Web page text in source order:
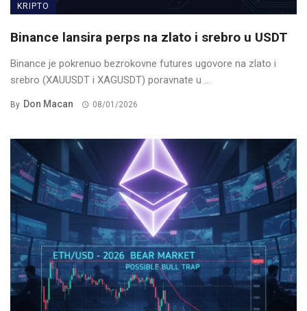
KRIPTO
Binance lansira perps na zlato i srebro u USDT
Binance je pokrenuo bezrokovne futures ugovore na zlato i
srebro (XAUUSDT i XAGUSDT) poravnate u ...
By Don Macan 08/01/2026